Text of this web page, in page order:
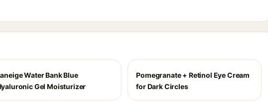
Water Bank Blue
Gel Moisturizer
Pomegranate + Retinol Eye Cream
for Dark Circles